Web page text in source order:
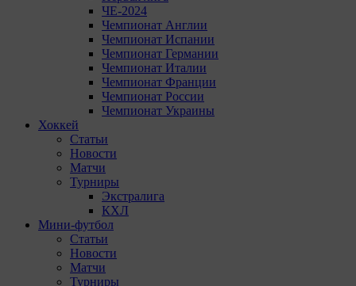
ЧЕ-2024
Чемпионат Англии
Чемпионат Испании
Чемпионат Германии
Чемпионат Италии
Чемпионат Франции
Чемпионат России
Чемпионат Украины
Хоккей
Статьи
Новости
Матчи
Турниры
Экстралига
КХЛ
Мини-футбол
Статьи
Новости
Матчи
Турниры